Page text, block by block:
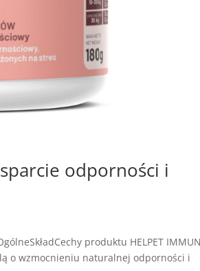
odporności i
produktu HELPET
o wzmocnieniu naturalnej odporności i